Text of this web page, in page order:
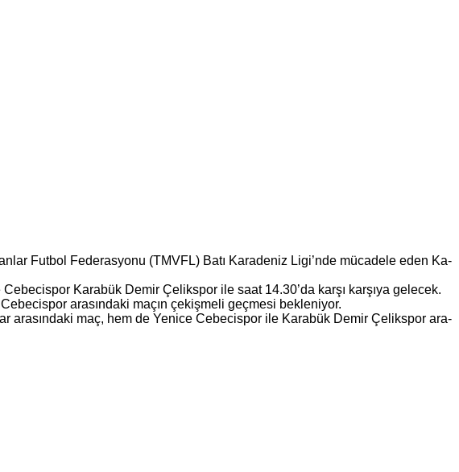
Fut­bol Fe­de­ras­yo­nu (TMVFL) Batı Ka­ra­de­niz Ligi’nde mü­ca­de­le eden Ka­
Ka­ra­bük Demir Çe­liks­por ile saat 14.30’da karşı kar­şı­ya ge­lecek.
ara­sın­da­ki maçın çe­kiş­me­li geç­me­si bek­le­ni­yor.
ara­sın­da­ki maç, hem de Ye­ni­ce Ce­be­cis­por ile Ka­ra­bük Demir Çe­liks­por ara­